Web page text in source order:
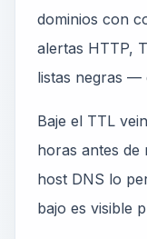
dominios con
alertas HTTP,
listas negras —
Baje el TTL
horas antes de
host DNS lo
bajo es visible